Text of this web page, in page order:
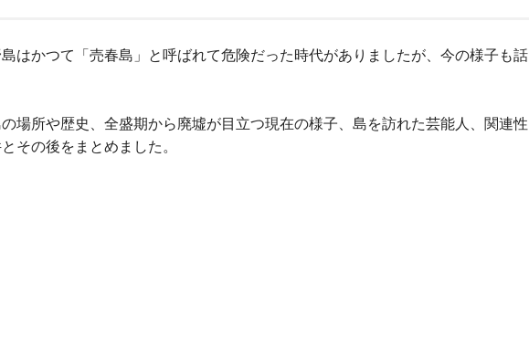
はかつて「売春島」と呼ばれて危険だった時代がありましたが、今の様子も話
場所や歴史、全盛期から廃墟が目立つ現在の様子、島を訪れた芸能人、関連性
その後をまとめました。